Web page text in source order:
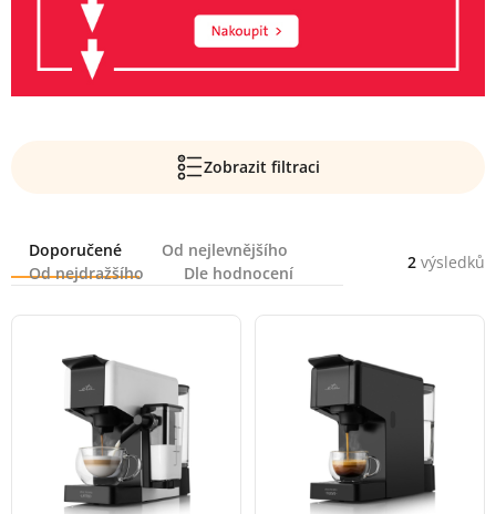
Zobrazit filtraci
Řazení
Doporučené
Od nejlevnějšího
Od nejdražšího
Dle hodnocení
2 výsledků